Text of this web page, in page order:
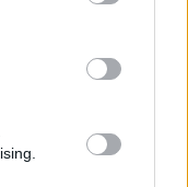
third-party tags to
in below Google